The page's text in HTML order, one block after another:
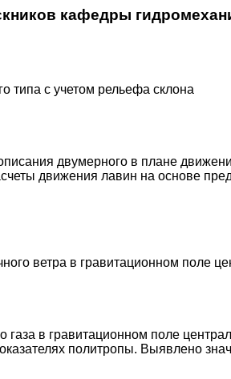
кафедры
типа с учетом рельефа склона
двумерного в плане
движения лавин на основе
ветра в гравитационном поле
в гравитационном поле
политропы. Выявлено